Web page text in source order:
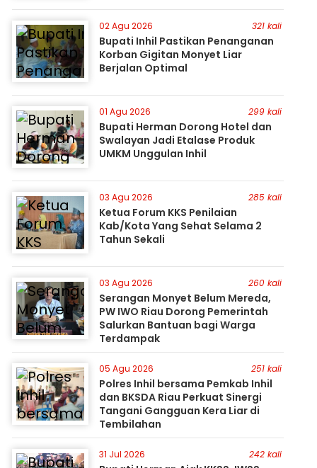
02 Agu 2026 321 kali
Bupati Inhil Pastikan Penanganan
Korban Gigitan Monyet Liar
Berjalan Optimal
01 Agu 2026 299 kali
Bupati Herman Dorong Hotel dan
Swalayan Jadi Etalase Produk
UMKM Unggulan Inhil
03 Agu 2026 285 kali
Ketua Forum KKS Penilaian
Kab/Kota Yang Sehat Selama 2
Tahun Sekali
03 Agu 2026 260 kali
Serangan Monyet Belum Mereda,
PW IWO Riau Dorong Pemerintah
Salurkan Bantuan bagi Warga
Terdampak
05 Agu 2026 251 kali
Polres Inhil bersama Pemkab Inhil
dan BKSDA Riau Perkuat Sinergi
Tangani Gangguan Kera Liar di
Tembilahan
31 Jul 2026 242 kali